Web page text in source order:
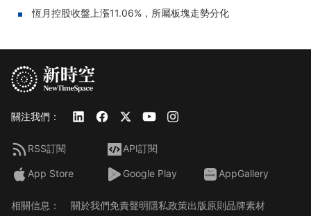
恆月控股收盤上漲11.06%，所屬板塊走勢分化
關注我們：
RSS訂閱 API訂閱
App Store Google Play AppGallery
相關信息： 關於我們免責聲明隱私政策出版原則品牌素材